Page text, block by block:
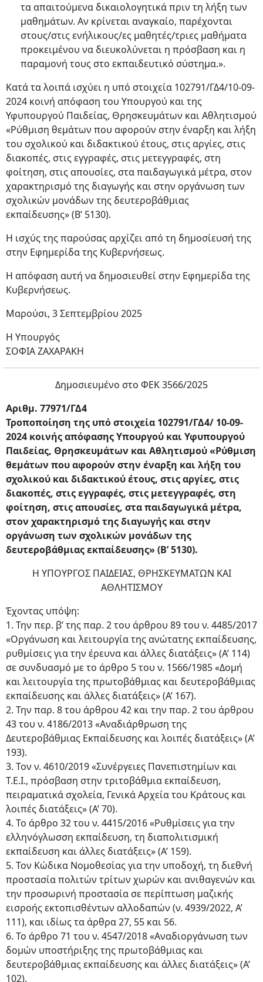
τα απαιτούμενα δικαιολογητικά πριν τη λήξη των
μαθημάτων. Αν κρίνεται αναγκαίο, παρέχονται
στους/στις ενήλικους/ες μαθητές/τριες μαθήματα
προκειμένου να διευκολύνεται η πρόσβαση και η
παραμονή τους στο εκπαιδευτικό σύστημα.».
Κατά τα λοιπά ισχύει η υπό στοιχεία 102791/ΓΔ4/10-09-
2024 κοινή απόφαση του Υπουργού και της
Υφυπουργού Παιδείας, Θρησκευμάτων και Αθλητισμού
«Ρύθμιση θεμάτων που αφορούν στην έναρξη και λήξη
του σχολικού και διδακτικού έτους, στις αργίες, στις
διακοπές, στις εγγραφές, στις μετεγγραφές, στη
φοίτηση, στις απουσίες, στα παιδαγωγικά μέτρα, στον
χαρακτηρισμό της διαγωγής και στην οργάνωση των
σχολικών μονάδων της δευτεροβάθμιας
εκπαίδευσης» (Β’ 5130).
Η ισχύς της παρούσας αρχίζει από τη δημοσίευσή της
στην Εφημερίδα της Κυβερνήσεως.
Η απόφαση αυτή να δημοσιευθεί στην Εφημερίδα της
Κυβερνήσεως.
Μαρούσι, 3 Σεπτεμβρίου 2025
Η Υπουργός
ΣΟΦΙΑ ΖΑΧΑΡΑΚΗ
Δημοσιευμένο στο ΦΕΚ 3566/2025
Αριθμ. 77971/ΓΔ4
Τροποποίηση της υπό στοιχεία 102791/ΓΔ4/ 10-09-
2024 κοινής απόφασης Υπουργού και Υφυπουργού
Παιδείας, Θρησκευμάτων και Αθλητισμού «Ρύθμιση
θεμάτων που αφορούν στην έναρξη και λήξη του
σχολικού και διδακτικού έτους, στις αργίες, στις
διακοπές, στις εγγραφές, στις μετεγγραφές, στη
φοίτηση, στις απουσίες, στα παιδαγωγικά μέτρα,
στον χαρακτηρισμό της διαγωγής και στην
οργάνωση των σχολικών μονάδων της
δευτεροβάθμιας εκπαίδευσης» (Β’ 5130).
Η ΥΠΟΥΡΓΟΣ ΠΑΙΔΕΙΑΣ, ΘΡΗΣΚΕΥΜΑΤΩΝ ΚΑΙ
ΑΘΛΗΤΙΣΜΟΥ
Έχοντας υπόψη:
1. Την περ. β’ της παρ. 2 του άρθρου 89 του ν. 4485/2017
«Οργάνωση και λειτουργία της ανώτατης εκπαίδευσης,
ρυθμίσεις για την έρευνα και άλλες διατάξεις» (Α’ 114)
σε συνδυασμό με το άρθρο 5 του ν. 1566/1985 «Δομή
και λειτουργία της πρωτοβάθμιας και δευτεροβάθμιας
εκπαίδευσης και άλλες διατάξεις» (Α’ 167).
2. Την παρ. 8 του άρθρου 42 και την παρ. 2 του άρθρου
43 του ν. 4186/2013 «Αναδιάρθρωση της
Δευτεροβάθμιας Εκπαίδευσης και λοιπές διατάξεις» (Α’
193).
3. Τον ν. 4610/2019 «Συνέργειες Πανεπιστημίων και
Τ.Ε.Ι., πρόσβαση στην τριτοβάθμια εκπαίδευση,
πειραματικά σχολεία, Γενικά Αρχεία του Κράτους και
λοιπές διατάξεις» (Α’ 70).
4. Το άρθρο 32 του ν. 4415/2016 «Ρυθμίσεις για την
ελληνόγλωσση εκπαίδευση, τη διαπολιτισμική
εκπαίδευση και άλλες διατάξεις» (Α’ 159).
5. Τον Κώδικα Νομοθεσίας για την υποδοχή, τη διεθνή
προστασία πολιτών τρίτων χωρών και ανιθαγενών και
την προσωρινή προστασία σε περίπτωση μαζικής
εισροής εκτοπισθέντων αλλοδαπών (ν. 4939/2022, Α’
111), και ιδίως τα άρθρα 27, 55 και 56.
6. Το άρθρο 71 του ν. 4547/2018 «Αναδιοργάνωση των
δομών υποστήριξης της πρωτοβάθμιας και
δευτεροβάθμιας εκπαίδευσης και άλλες διατάξεις» (Α’
102).